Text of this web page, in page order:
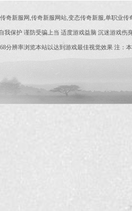
奇新服网,传奇新服网站,变态传奇新服,单职业
我保护 谨防受骗上当 适度游戏益脑 沉迷游戏伤
分辨率浏览本站以达到游戏最佳视觉效果 注